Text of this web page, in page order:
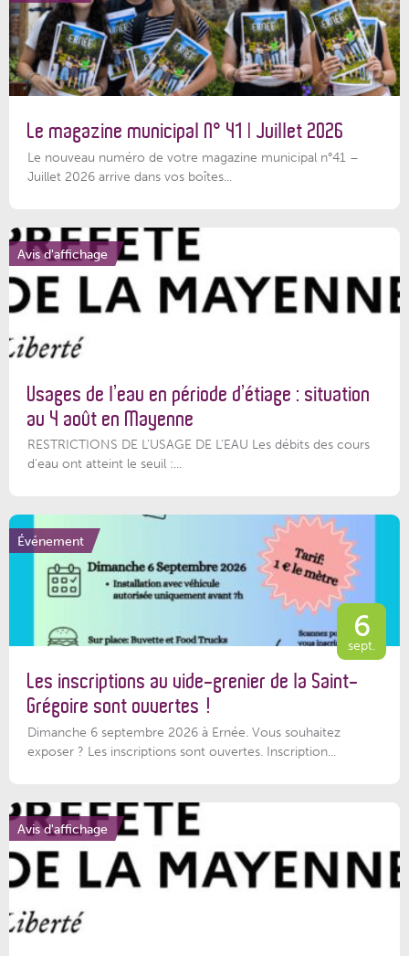
Le magazine municipal N° 41 | Juillet 2026
Le nouveau numéro de votre magazine municipal n°41 –
Juillet 2026 arrive dans vos boîtes...
Avis d'affichage
Usages de l’eau en période d’étiage : situation
au 4 août en Mayenne
RESTRICTIONS DE L’USAGE DE L’EAU Les débits des cours
d'eau ont atteint le seuil :...
Événement
6
sept.
Les inscriptions au vide-grenier de la Saint-
Grégoire sont ouvertes !
Dimanche 6 septembre 2026 à Ernée. Vous souhaitez
exposer ? Les inscriptions sont ouvertes. Inscription...
Avis d'affichage